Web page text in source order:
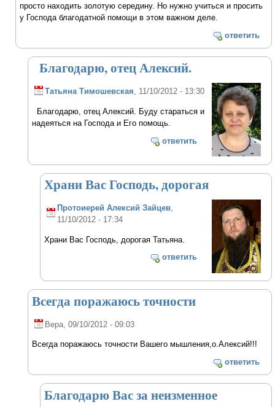
просто находить золотую середину. Но нужно учиться и просить
у Господа благодатной помощи в этом важном деле.
ответить
Благодарю, отец Алексий.
Татьяна Тимошевская, 11/10/2012 - 13:30
Благодарю, отец Алексий. Буду стараться и
надеяться на Господа и Его помощь.
ответить
Храни Вас Господь, дорогая
Протоиерей Алексий Зайцев
11/10/2012 - 17:34
Храни Вас Господь, дорогая Татьяна.
ответить
Всегда поражаюсь точности
Вера , 09/10/2012 - 09:03
Всегда поражаюсь точности Вашего мышления,о.Алексий!!!
ответить
Благодарю Вас за неизменное